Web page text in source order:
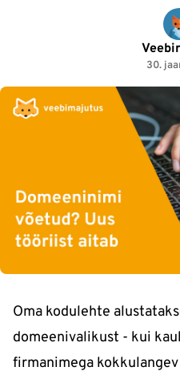
30.
Oma kodulehte
domeenivalikust - kui
firmanimega